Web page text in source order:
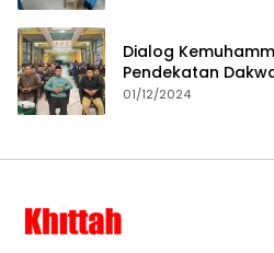
Dialog
Pendekatan
01/12/2024